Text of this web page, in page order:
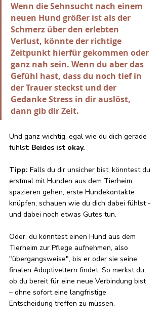
Wenn die Sehnsucht nach einem
neuen Hund größer ist als der
Schmerz über den erlebten
Verlust, könnte der richtige
Zeitpunkt hierfür gekommen oder
ganz nah sein. Wenn du aber das
Gefühl hast, dass du noch tief in
der Trauer steckst und der
Gedanke Stress in dir auslöst,
dann gib dir Zeit.
Und ganz wichtig, egal wie du dich gerade
fühlst: Beides ist okay.
Tipp: Falls du dir unsicher bist, könntest du
erstmal mit Hunden aus dem Tierheim
spazieren gehen, erste Hundekontakte
knüpfen, schauen wie du dich dabei fühlst -
und dabei noch etwas Gutes tun.
Oder, du könntest einen Hund aus dem
Tierheim zur Pflege aufnehmen, also
"übergangsweise", bis er oder sie seine
finalen Adoptiveltern findet. So merkst du,
ob du bereit für eine neue Verbindung bist
– ohne sofort eine langfristige
Entscheidung treffen zu müssen.